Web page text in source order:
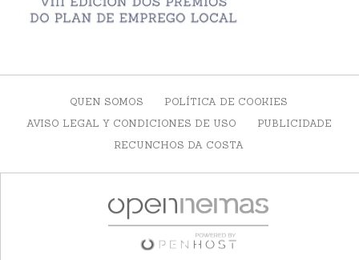
QUEN SOMOS
POLÍTICA DE COOKIES
AVISO LEGAL Y CONDICIONES DE USO
PUBLICIDADE
RECUNCHOS DA COSTA